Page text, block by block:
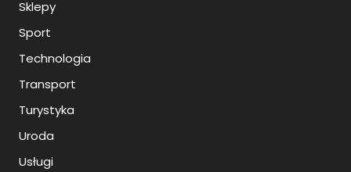
Sklepy
Sport
Technologia
Transport
Turystyka
Uroda
Usługi